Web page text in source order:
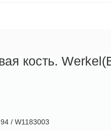
кость.
/ W1183003